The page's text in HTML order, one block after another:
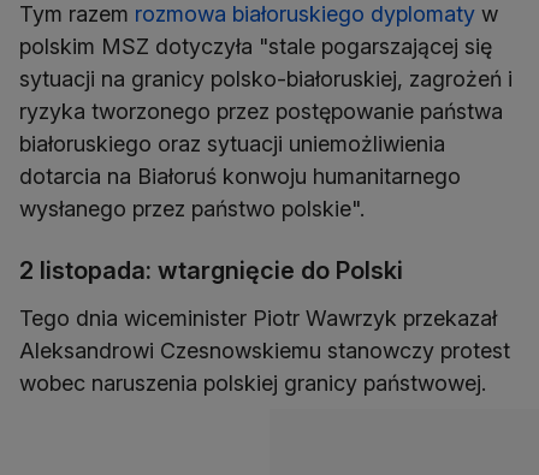
Tym razem rozmowa białoruskiego dyplomaty w
polskim MSZ dotyczyła "stale pogarszającej się
sytuacji na granicy polsko-białoruskiej, zagrożeń i
ryzyka tworzonego przez postępowanie państwa
białoruskiego oraz sytuacji uniemożliwienia
dotarcia na Białoruś konwoju humanitarnego
wysłanego przez państwo polskie".
2 listopada: wtargnięcie do Polski
Tego dnia wiceminister Piotr Wawrzyk przekazał
Aleksandrowi Czesnowskiemu stanowczy protest
wobec naruszenia polskiej granicy państwowej.